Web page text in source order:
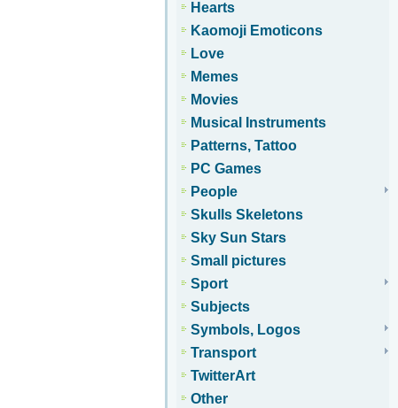
Hearts
Kaomoji Emoticons
Love
Memes
Movies
Musical Instruments
Patterns, Tattoo
PC Games
People
Skulls Skeletons
Sky Sun Stars
Small pictures
Sport
Subjects
Symbols, Logos
Transport
TwitterArt
Other